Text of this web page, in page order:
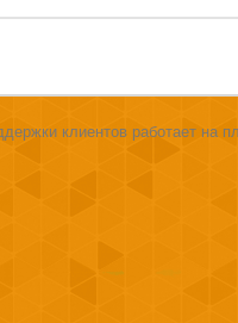
клиентов работает на